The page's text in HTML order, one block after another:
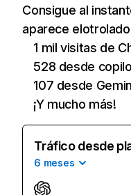
Consigue al
aparece
1 mil visitas de
528 desde
107 desde
¡Y mucho más!
Tráfico desde
6 meses